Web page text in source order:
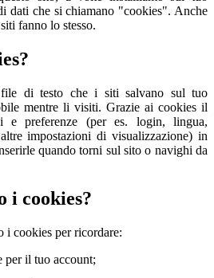
dati che si chiamano "cookies". Anche
fanno lo stesso.
di testo che i siti salvano sul tuo
mentre li visiti. Grazie ai cookies il
e preferenze (per es. login, lingua,
impostazioni di visualizzazione) in
quando torni sul sito o navighi da
i cookies?
i cookies per ricordare:
per il tuo account;